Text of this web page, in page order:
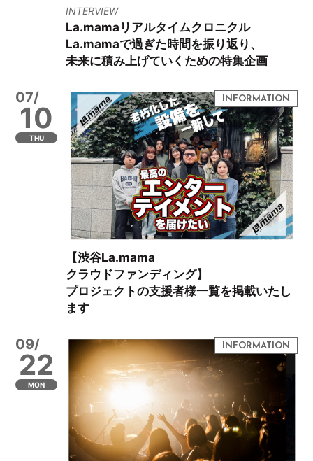
INTERVIEW
La.mamaリアルタイムクロニクル
La.mamaで過ぎた時間を振り返り、
未来に積み上げていくための特集企画
07/
10
THU
【渋谷La.mama
クラウドファンディング】
プロジェクトの支援者様一覧を掲載いたし
ます
09/
22
MON